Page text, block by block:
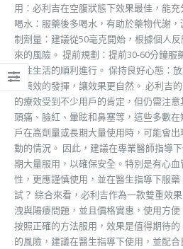
用：必利吉在空腹狀態下效果最佳，能
喝水：服藥後多喝水，有助於藥物代謝
制劑量：建議從50毫克開始，根據個人
來的風險。 提前規劃：提前30-60分鐘服
證性生活的順利進行。 保持良好心態：
升藥效的發揮，讓效果更自然。 必利吉
的療效受到不少用戶的肯定，但仍需注
頭痛、臉紅、暈眩和鼻塞等，這些多數
戶在高劑量或長期大量使用時，可能會
動的情況。 因此，建議在專業醫師指導
期大量服用，以確保安全。特別是有心
性，更應謹慎使用，並在醫生指導下服
試？ 綜合來看，必利吉作為一款雙重效
洩與陽痿問題，並且價格實惠，使用方
按照正確的方法服用，效果是值得期待
的風險，建議在醫生指導下使用，並配